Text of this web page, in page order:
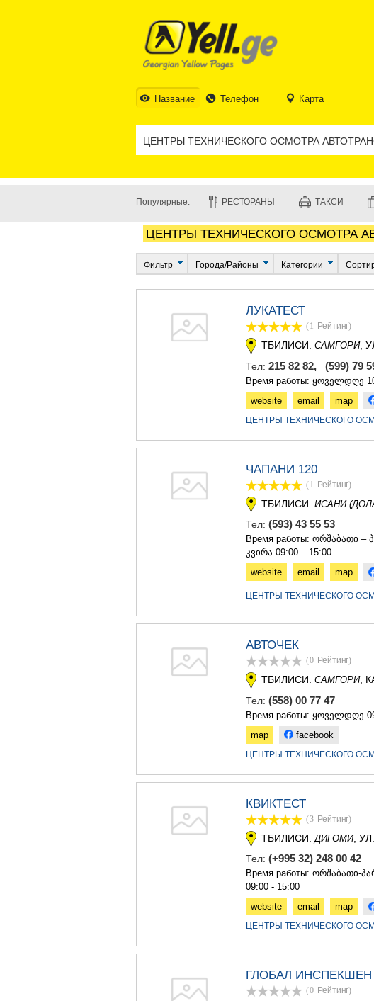
Название Телефон Карта
Популярные: РЕСТОРАНЫ ТАКСИ
ЦЕНТРЫ ТЕХНИЧЕСКОГО ОСМОТРА
Фильтр Города/Районы Категории
ЛУКАТЕСТ
(1 Рейтинг)
ТБИЛИСИ. САМГОРИ,
Тел: 215 82 82, (599) 79
Время работы: ყოველდღე
website
email map
ЦЕНТРЫ ТЕХНИЧЕСКОГО
ЧАПАНИ 120
(1 Рейтинг)
ТБИЛИСИ. ИСАНИ
Тел: (593) 43 55 53
Время работы: ორშაბათი –
კვირა 09:00 – 15:00
website
email map
ЦЕНТРЫ ТЕХНИЧЕСКОГО
АВТОЧЕК
(0 Рейтинг)
ТБИЛИСИ. САМГОРИ,
Тел: (558) 00 77 47
Время работы: ყოველდღე
map
facebook
ЦЕНТРЫ ТЕХНИЧЕСКОГО
КВИКТЕСТ
(3 Рейтинг)
ТБИЛИСИ. ДИГОМИ,
Тел: (+995 32) 248 00 42
Время работы: ორშაბათი-
09:00 - 15:00
website
email map
ЦЕНТРЫ ТЕХНИЧЕСКОГО
ГЛОБАЛ
(0 Рейтинг)